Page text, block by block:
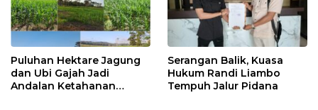
Puluhan Hektare Jagung
dan Ubi Gajah Jadi
Andalan Ketahanan
Serangan Balik, Kuasa
Hukum Randi Liambo
Tempuh Jalur Pidana